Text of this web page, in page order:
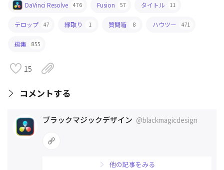
DaVinci Resolve 476 Fusion 57 タイトル 11
テロップ 47 縁取り 1 質問箱 8 ハウツー 471
編集 855
15
コメントする
ブラックマジックデザイン @blackmagicdesign
他の記事をみる